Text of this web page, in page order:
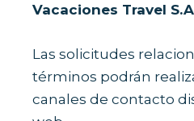
Vacaciones Travel
Las solicitudes
términos podrán
canales de contacto